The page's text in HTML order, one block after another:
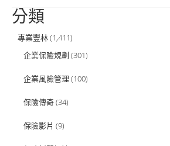
分類
專業豐林(1,411)
企業保險規劃 (301)
企業風險管理 (100)
保險傳奇(34)
保險影片 (9)